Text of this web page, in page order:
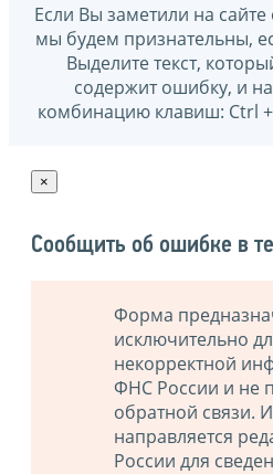
Если Вы заметили на
мы будем признательны,
Выделите текст,
содержит ошибку, и
комбинацию клавиш: Ctrl
×
Сообщить об ошибке в
Форма
исключительно
некорректной
ФНС России и не
обратной связи.
направляется
России для